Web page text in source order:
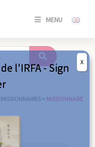
MENU
SE
/
MISSIONNAIRES > MISSIONNAIRE
l'IRFA - Sign
X